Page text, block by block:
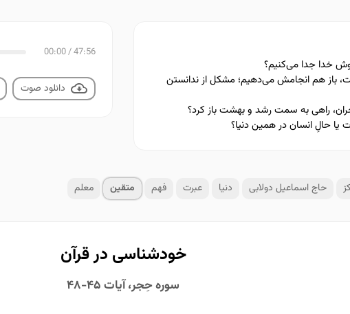
خدا جدا می‌کنیم؟
باز هم انجامش می‌دهیم؛ مشکل از ندانستن
راهی به سمت رشد و بهشت باز کرد؟
حالِ انسان در همین دنیا؟
47:56
/
00:00
دانلود صوت
حاج اسماعیل دولابی دنیا عبرت فهم متقین معلم
خودشناسی در قرآن
سوره حِجر، آیات ۴۵-۴۸